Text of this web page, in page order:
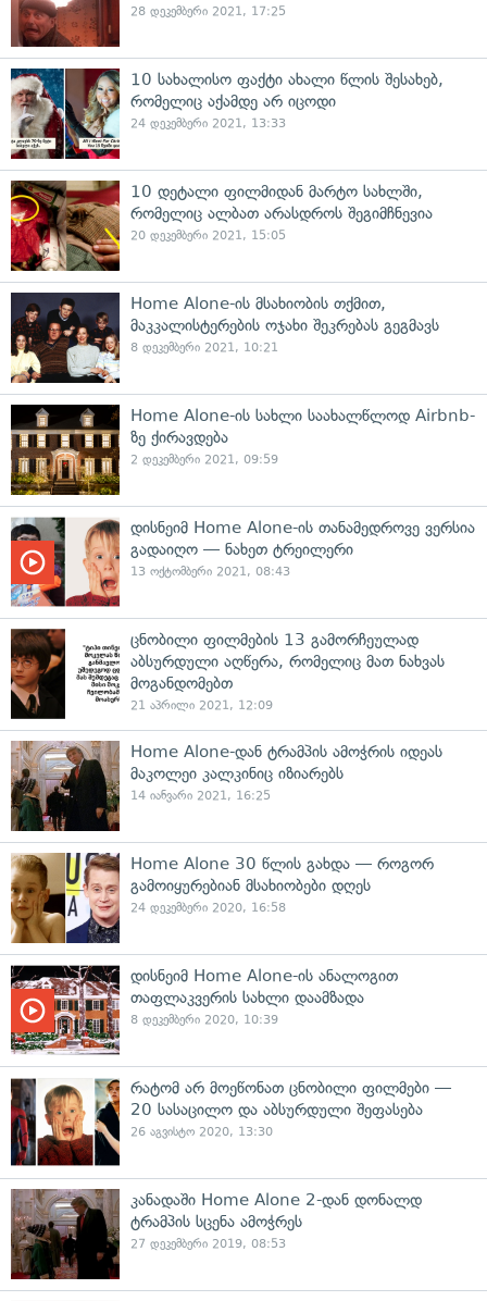
28 დეკემბერი 2021, 17:25
10 სახალისო ფაქტი ახალი წლის შესახებ,
რომელიც აქამდე არ იცოდი
24 დეკემბერი 2021, 13:33
10 დეტალი ფილმიდან მარტო სახლში,
რომელიც ალბათ არასდროს შეგიმჩნევია
20 დეკემბერი 2021, 15:05
Home Alone-ის მსახიობის თქმით,
მაკკალისტერების ოჯახი შეკრებას გეგმავს
8 დეკემბერი 2021, 10:21
Home Alone-ის სახლი საახალწლოდ Airbnb-
ზე ქირავდება
2 დეკემბერი 2021, 09:59
დისნეიმ Home Alone-ის თანამედროვე ვერსია
გადაიღო — ნახეთ ტრეილერი
13 ოქტომბერი 2021, 08:43
ცნობილი ფილმების 13 გამორჩეულად
აბსურდული აღწერა, რომელიც მათ ნახვას
მოგანდომებთ
21 აპრილი 2021, 12:09
Home Alone-დან ტრამპის ამოჭრის იდეას
მაკოლეი კალკინიც იზიარებს
14 იანვარი 2021, 16:25
Home Alone 30 წლის გახდა — როგორ
გამოიყურებიან მსახიობები დღეს
24 დეკემბერი 2020, 16:58
დისნეიმ Home Alone-ის ანალოგით
თაფლაკვერის სახლი დაამზადა
8 დეკემბერი 2020, 10:39
რატომ არ მოეწონათ ცნობილი ფილმები —
20 სასაცილო და აბსურდული შეფასება
26 აგვისტო 2020, 13:30
კანადაში Home Alone 2-დან დონალდ
ტრამპის სცენა ამოჭრეს
27 დეკემბერი 2019, 08:53